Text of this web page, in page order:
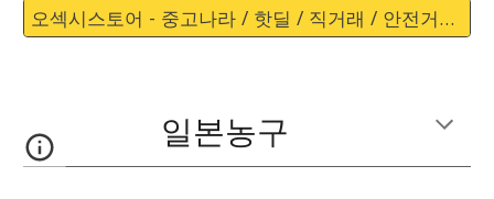
오섹시스토어 - 중고나라 / 핫딜 / 직거래 / 안전거래 바로가기
일본농구